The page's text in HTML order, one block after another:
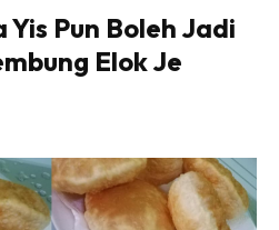
Yis Pun Boleh Jadi
Elok Je